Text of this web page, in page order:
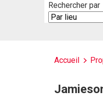
Rechercher par
Search
By
Accueil